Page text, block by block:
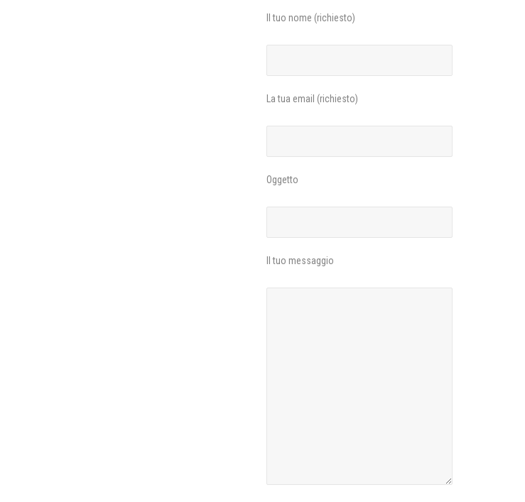
Il tuo nome (richiesto)
La tua email (richiesto)
Oggetto
Il tuo messaggio